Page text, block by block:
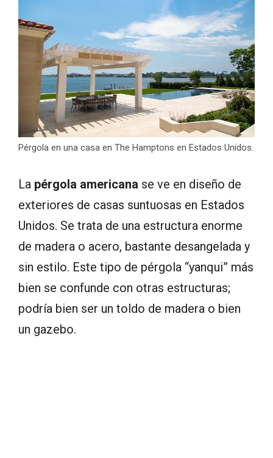
Pérgola en una casa en The Hamptons en Estados Unidos.
La pérgola americana se ve en diseño de
exteriores de casas suntuosas en Estados
Unidos. Se trata de una estructura enorme
de madera o acero, bastante desangelada y
sin estilo. Este tipo de pérgola “yanqui” más
bien se confunde con otras estructuras;
podría bien ser un toldo de madera o bien
un gazebo.